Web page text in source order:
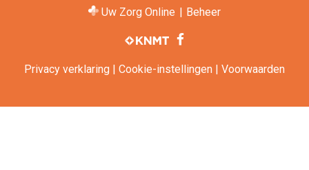
Uw Zorg Online | Beheer
onze
pagina
Privacy verklaring | Cookie-instellingen | Voorwaarden